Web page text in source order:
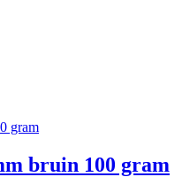
bruin 100 gram